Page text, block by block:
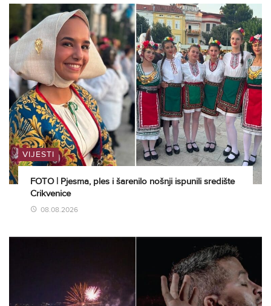
VIJESTI
FOTO | Pjesma, ples i šarenilo nošnji ispunili središte
Crikvenice
08.08.2026